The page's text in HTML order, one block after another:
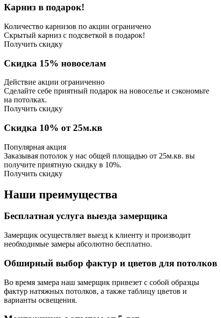
Карниз в подарок!
Количество карнизов по акции ограничено
Скрытый карниз с подсветкой в подарок!
Получить скидку
Скидка 15% новоселам
Действие акции ограниченно
Сделайте себе приятный подарок на новоселье и сэкономьте
на потолках.
Получить скидку
Скидка 10% от 25м.кв
Популярная акция
Заказывая потолок у нас общей площадью от 25м.кв. вы
получите приятную скидку в 10%.
Получить скидку
Наши преимущества
Бесплатная услуга выезда замерщика
Замерщик осуществляет выезд к клиенту и производит
необходимые замеры абсолютно бесплатно.
Обширный выбор фактур и цветов для потолков
Во время замера наш замерщик привезет с собой образцы
фактур натяжных потолков, а также таблицу цветов и
варианты освещения.